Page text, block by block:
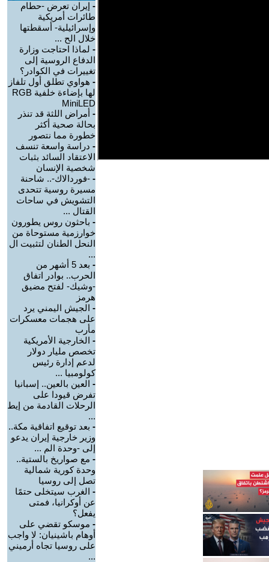
- إيران تعرض -حطام
طائرات أمريكية
وإسرائيلية- أسقطتها
خلال الح ...
- لماذا احتاجت وزارة
الدفاع الروسية إلى
تغييرات في الكوادر؟
- هواوي تطلق أول تلفاز
لها بإضاءة خلفية RGB
MiniLED
- أمراض اللثة قد تنذر
بحالة صحية أكثر
خطورة مما نتصور
- دراسة واسعة تنسف
الاعتقاد السائد بثبات
شخصية الإنسان
- -فوردالاك-.. شاحنة
مسيرة روسية تتحدى
التشويش في ساحات
القتال ...
- باحثون روس يطورون
خوارزمية مستوحاة من
النحل الطنان لتثبيت ال
...
-
بعد 5 أشهر من
الحرب.. بوادر اتفاق
-وشيك- لفتح مضيق
هرمز
- الجيش اليمني يرد
على هجمات معسكرات
مأرب
- الخارجية الأمريكية
تخصص مليار دولار
لدعم إدارة رئيس
كولومبيا ...
- العين بالعين.. إسبانيا
تفرض قيودا على
الرحلات القادمة من إيط
...
- بعد توقيع اتفاقية مكة..
وزير خارجية إيران يدعو
إلى -وحدة الم ...
- مع صواريخ بالستية..
وحدة كورية شمالية
تصل إلى روسيا
- الغرب سيتخلى حتمًا
عن أوكرانيا، فمتى
يفعل؟
- موسكو تقضي على
أوهام باشينيان: لا واجب
على روسيا تجاه أرميني
...